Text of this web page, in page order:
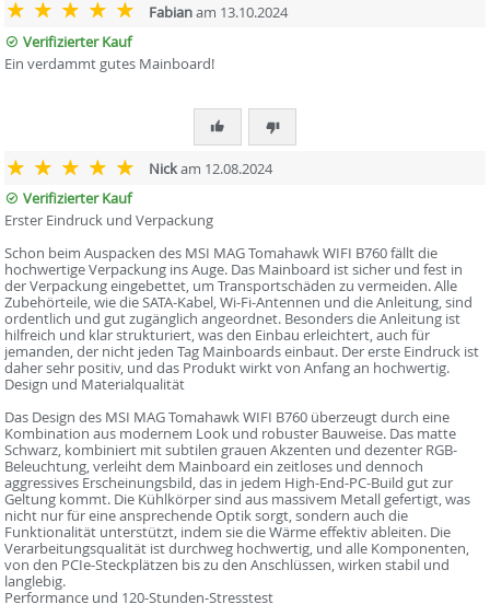
Fabianam 13.10.2024
Verifizierter Kauf
Ein verdammt gutes Mainboard!
Nickam 12.08.2024
Verifizierter Kauf
Erster Eindruck und Verpackung
Schon beim Auspacken des MSI MAG Tomahawk WIFI B760 fällt die
hochwertige Verpackung ins Auge. Das Mainboard ist sicher und fest in
der Verpackung eingebettet, um Transportschäden zu vermeiden. Alle
Zubehörteile, wie die SATA-Kabel, Wi-Fi-Antennen und die Anleitung, sind
ordentlich und gut zugänglich angeordnet. Besonders die Anleitung ist
hilfreich und klar strukturiert, was den Einbau erleichtert, auch für
jemanden, der nicht jeden Tag Mainboards einbaut. Der erste Eindruck ist
daher sehr positiv, und das Produkt wirkt von Anfang an hochwertig.
Design und Materialqualität
Das Design des MSI MAG Tomahawk WIFI B760 überzeugt durch eine
Kombination aus modernem Look und robuster Bauweise. Das matte
Schwarz, kombiniert mit subtilen grauen Akzenten und dezenter RGB-
Beleuchtung, verleiht dem Mainboard ein zeitloses und dennoch
aggressives Erscheinungsbild, das in jedem High-End-PC-Build gut zur
Geltung kommt. Die Kühlkörper sind aus massivem Metall gefertigt, was
nicht nur für eine ansprechende Optik sorgt, sondern auch die
Funktionalität unterstützt, indem sie die Wärme effektiv ableiten. Die
Verarbeitungsqualität ist durchweg hochwertig, und alle Komponenten,
von den PCIe-Steckplätzen bis zu den Anschlüssen, wirken stabil und
langlebig.
Performance und 120-Stunden-Stresstest